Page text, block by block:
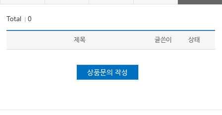
Index
Total ｜0
제목 글쓴이 상태
상품문의 작성